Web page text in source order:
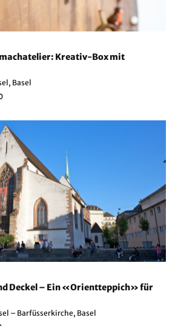
Kreativ-Box mit
Basel
Deckel – Ein «Orientteppich» für
– Barfüsserkirche, Basel